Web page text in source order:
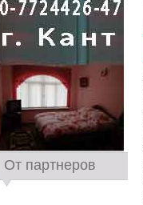
От партнеров